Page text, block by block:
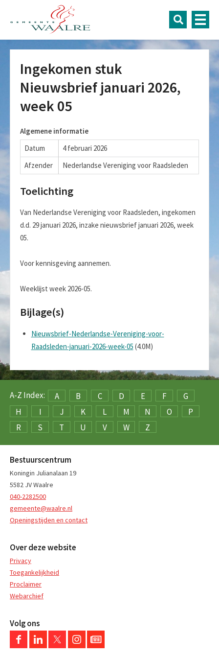
Ingekomen stuk
Nieuwsbrief januari 2026,
week 05
Algemene informatie
Datum
4 februari 2026
Afzender
Nederlandse Vereniging voor Raadsleden
Toelichting
Van Nederlandse Vereniging voor Raadsleden, ingekomen
d.d. 29 januari 2026, inzake nieuwsbrief januari 2026, week
05.
Voor kennisgeving aannemen.
Weeklijst week 2026-05.
Bijlage(s)
Nieuwsbrief-Nederlandse-Vereniging-voor-
Raadsleden-januari-2026-week-05 (4.0M)
A-Z Index: A B C D E F
G
H
I J K L M N O
P
R
S T U V W Z
Bestuurscentrum
Koningin Julianalaan 19
5582 JV Waalre
040-2282500
gemeente@waalre.nl
Openingstijden en contact
Over deze website
Privacy
Toegankelijkheid
Proclaimer
Webarchief
Volg ons